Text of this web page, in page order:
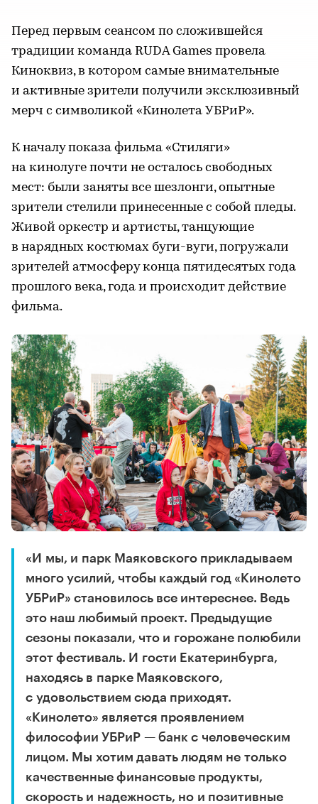
Перед первым сеансом по сложившейся
традиции команда RUDA Games провела
Киноквиз, в котором самые внимательные
и активные зрители получили эксклюзивный
мерч с символикой «Кинолета УБРиР».
К началу показа фильма «Стиляги»
на кинолуге почти не осталось свободных
мест: были заняты все шезлонги, опытные
зрители стелили принесенные с собой пледы.
Живой оркестр и артисты, танцующие
в нарядных костюмах буги-вуги, погружали
зрителей атмосферу конца пятидесятых года
прошлого века, года и происходит действие
фильма.
«И мы, и парк Маяковского прикладываем
много усилий, чтобы каждый год «Кинолето
УБРиР» становилось все интереснее. Ведь
это наш любимый проект. Предыдущие
сезоны показали, что и горожане полюбили
этот фестиваль. И гости Екатеринбурга,
находясь в парке Маяковского,
с удовольствием сюда приходят.
«Кинолето» является проявлением
философии УБРиР — банк с человеческим
лицом. Мы хотим давать людям не только
качественные финансовые продукты,
скорость и надежность, но и позитивные